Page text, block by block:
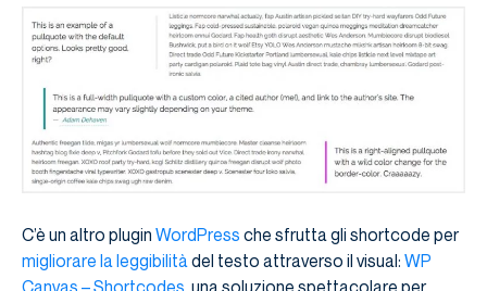
C’è un altro plugin WordPress che sfrutta gli shortcode per
migliorare la leggibilità del testo attraverso il visual: WP
Canvas – Shortcodes , una soluzione spettacolare per